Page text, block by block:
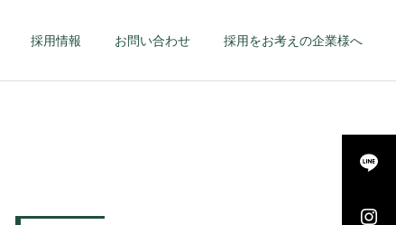
採用情報 お問い合わせ 採用をお考えの企業様へ